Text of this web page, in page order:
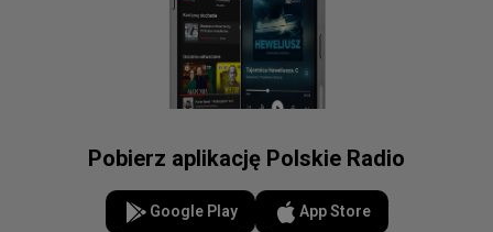
Pobierz aplikację Polskie Radio
Google Play App Store